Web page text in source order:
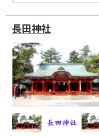
長田神社